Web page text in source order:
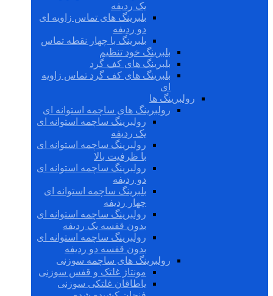
یک ردیفه
بلبرینگ های تماس زاویه ای
دو ردیفه
بلبرینگ با چهار نقطه تماس
بلبرینگ خود تنظیم
بلبرینگ های کف گرد
بلبرینگ های کف گرد تماس زاویه
ای
رولبرینگ ها
رولبرینگ های ساچمه استوانه ای
رولبرینگ ساچمه استوانه ای
یک ردیفه
رولبرینگ ساچمه استوانه ای
با ظرفیت بالا
رولبرینگ ساچمه استوانه ای
دو ردیفه
بلبرینگ ساچمه استوانه ای
چهار ردیفه
رولبرینگ ساچمه استوانه ای
بدون قفسه یک ردیفه
رولبرینگ ساچمه استوانه ای
بدون قفسه دو ردیفه
رولبرینگ های ساچمه سوزنی
مونتاژ غلتک و قفس سوزنی
یاطاقان غلتکی سوزنی